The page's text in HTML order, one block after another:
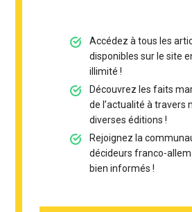
Accédez à tous les
disponibles sur le site
illimité !
Découvrez les faits
de l’actualité à travers
diverses éditions !
Rejoignez la
décideurs franco-
bien informés !